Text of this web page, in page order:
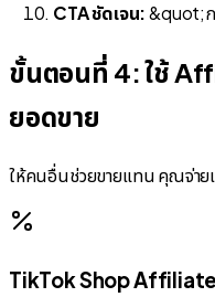
CTA ชัดเจน:&quot;ก
ขั้นตอนที่ 4: ใช้
ยอดขาย
ให้คนอื่นช่วยขายแทน คุณจ่าย
TikTok Shop Affiliate